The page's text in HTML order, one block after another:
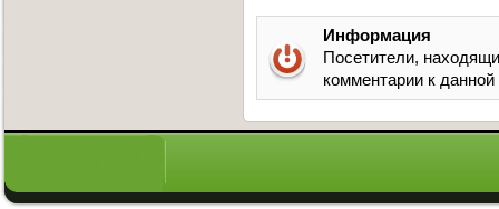
Информация
Посетители,
комментарии к